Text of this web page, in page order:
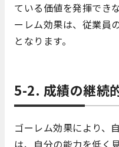
ている価値を発揮でき
ーレム効果は、従業員
となります。
5-2. 成績の継続
ゴーレム効果により、
は、自分の能力を低く